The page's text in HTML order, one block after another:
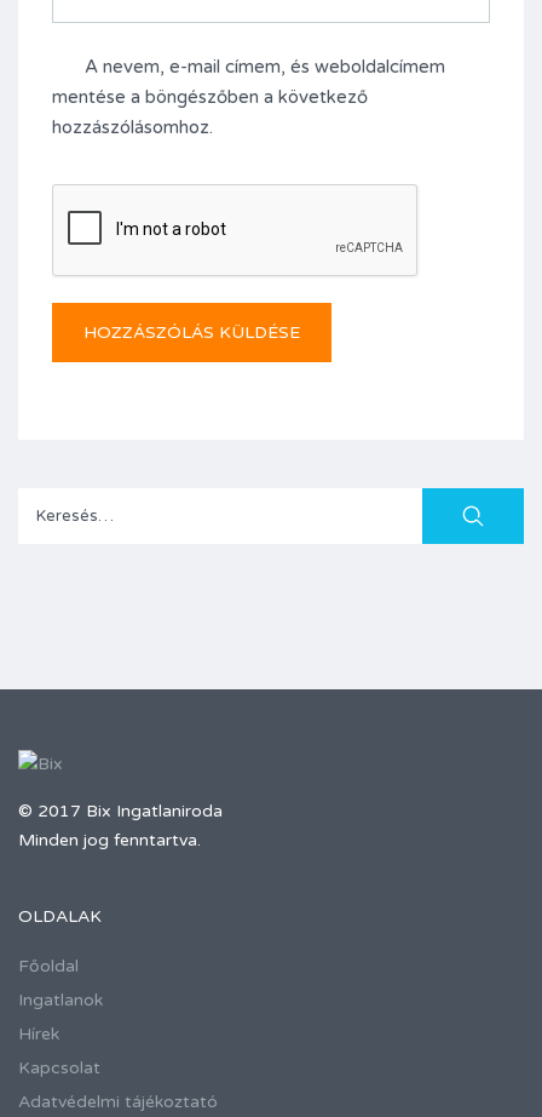
A nevem, e-mail címem, és weboldalcímem
mentése a böngészőben a következő
hozzászólásomhoz.
Keresés:
© 2017 Bix Ingatlaniroda
Minden jog fenntartva.
OLDALAK
Főoldal
Ingatlanok
Hírek
Kapcsolat
Adatvédelmi tájékoztató